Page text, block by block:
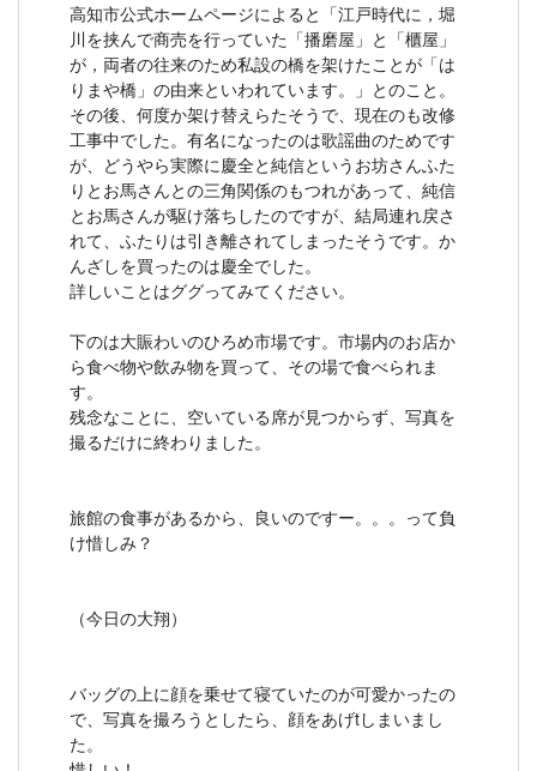
高知市公式ホームページによると「江戸時代に，堀
川を挟んで商売を行っていた「播磨屋」と「櫃屋」
が，両者の往来のため私設の橋を架けたことが「は
りまや橋」の由来といわれています。」とのこと。
その後、何度か架け替えらたそうで、現在のも改修
工事中でした。有名になったのは歌謡曲のためです
が、どうやら実際に慶全と純信というお坊さんふた
りとお馬さんとの三角関係のもつれがあって、純信
とお馬さんが駆け落ちしたのですが、結局連れ戻さ
れて、ふたりは引き離されてしまったそうです。か
んざしを買ったのは慶全でした。
詳しいことはググってみてください。
下のは大賑わいのひろめ市場です。市場内のお店か
ら食べ物や飲み物を買って、その場で食べられま
す。
残念なことに、空いている席が見つからず、写真を
撮るだけに終わりました。
旅館の食事があるから、良いのですー。。。って負
け惜しみ？
（今日の大翔）
バッグの上に顔を乗せて寝ていたのが可愛かったの
で、写真を撮ろうとしたら、顔をあげtしまいまし
た。